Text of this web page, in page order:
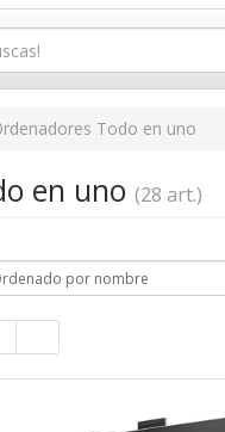
Todo en uno
en uno (28 art.)